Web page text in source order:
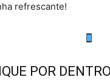
refrescante!
POR